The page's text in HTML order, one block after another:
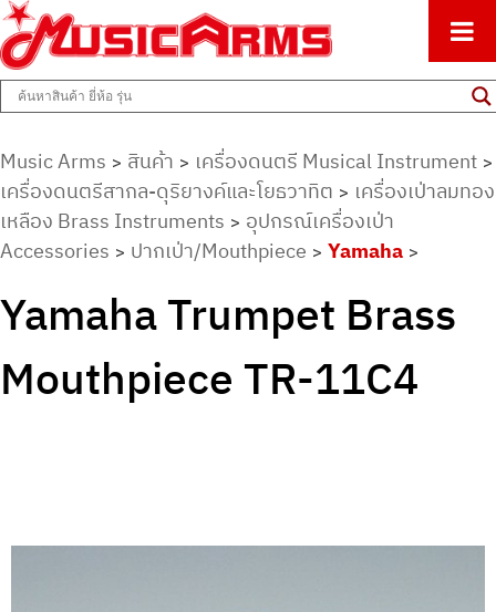
Music Arms
ศูนย์รวมครื่องดนตรีทุกชนิด ตั้งแต่เริ่มต้นถึงมืออาชีพ
Music Arms > สินค้า > เครื่องดนตรี Musical Instrument >
เครื่องดนตรีสากล-ดุริยางค์และโยธวาทิต > เครื่องเป่าลมทอง
เหลือง Brass Instruments > อุปกรณ์เครื่องเป่า
Accessories > ปากเป่า/Mouthpiece > Yamaha >
Yamaha Trumpet Brass
Mouthpiece TR-11C4